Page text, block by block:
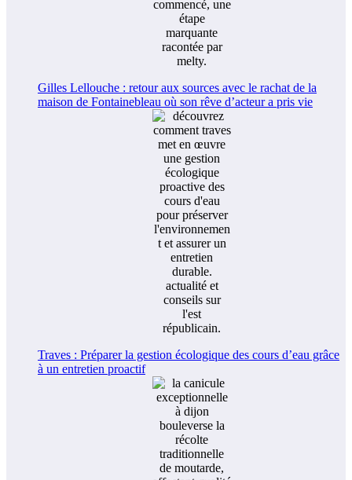
Gilles Lellouche : retour aux sources avec le rachat de la
maison de Fontainebleau où son rêve d’acteur a pris vie
Traves : Préparer la gestion écologique des cours d’eau grâce
à un entretien proactif